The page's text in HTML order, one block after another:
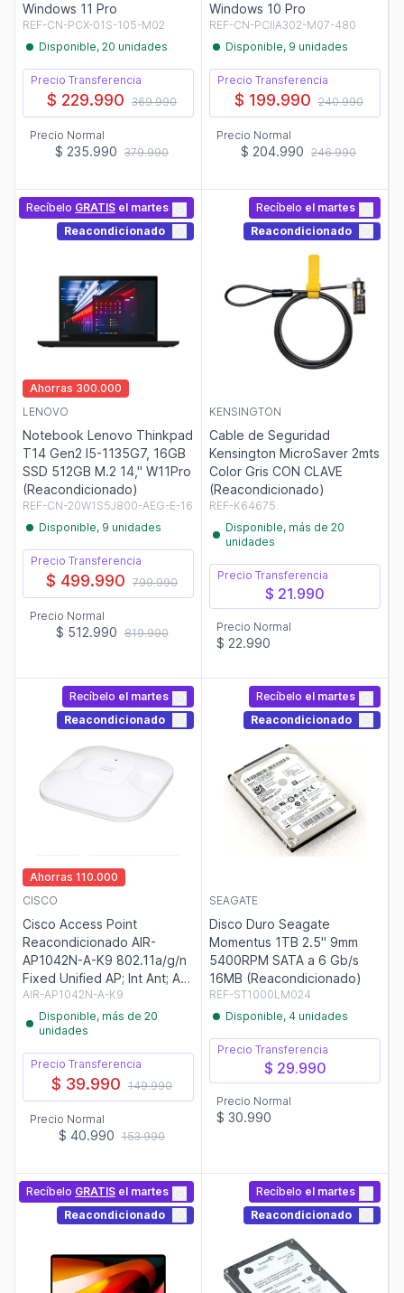
Windows 11 Pro
REF-CN-PCX-01S-105-M02
Disponible, 20 unidades
Precio Transferencia
$ 229.990 369.990
Precio Normal
$ 235.990 379.990
Windows 10 Pro
REF-CN-PCIIA302-M07-480
Disponible, 9 unidades
Precio Transferencia
$ 199.990 240.990
Precio Normal
$ 204.990 246.990
Recíbelo GRATIS el martes
Reacondicionado
Ahorras 300.000
LENOVO
Notebook Lenovo Thinkpad
T14 Gen2 I5-1135G7, 16GB
SSD 512GB M.2 14," W11Pro
(Reacondicionado)
REF-CN-20W1S5J800-AEG-E-16
Disponible, 9 unidades
Precio Transferencia
$ 499.990 799.990
Precio Normal
$ 512.990 819.990
Recíbelo el martes
Reacondicionado
KENSINGTON
Cable de Seguridad
Kensington MicroSaver 2mts
Color Gris CON CLAVE
(Reacondicionado)
REF-K64675
Disponible, más de 20
unidades
Precio Transferencia
$ 21.990
Precio Normal
$ 22.990
Recíbelo el martes
Reacondicionado
Ahorras 110.000
CISCO
Cisco Access Point
Reacondicionado AIR-
AP1042N-A-K9 802.11a/g/n
Fixed Unified AP; Int Ant; A
Re
AIR-AP1042N-A-K9
Disponible, más de 20
unidades
Precio Transferencia
$ 39.990 149.990
Precio Normal
$ 40.990 153.990
Recíbelo el martes
Reacondicionado
SEAGATE
Disco Duro Seagate
Momentus 1TB 2.5" 9mm
5400RPM SATA a 6 Gb/s
16MB (Reacondicionado)
REF-ST1000LM024
Disponible, 4 unidades
Precio Transferencia
$ 29.990
Precio Normal
$ 30.990
Recíbelo GRATIS el martes
Reacondicionado
Recíbelo el martes
Reacondicionado